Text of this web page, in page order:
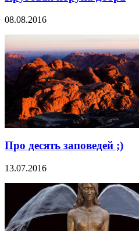
08.08.2016
Про десять заповедей ;)
13.07.2016